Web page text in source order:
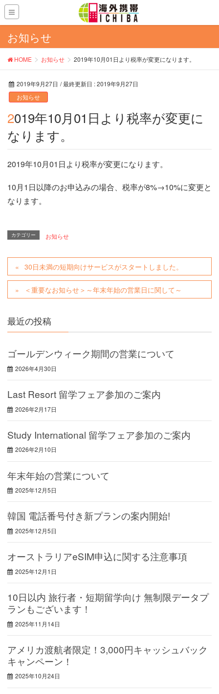
お知らせ
HOME お知らせ 2019年10月01日より税率が変更になります。
2019年9月27日 / 最終更新日 :2019年9月27日
お知らせ
2019年10月01日より税率が変更に
なります。
2019年10月01日より税率が変更になります。
10月1日以降のお申込みの場合、税率が8%→10%に変更と
なります。
カテゴリー お知らせ
30日未満の短期向けサービスがスタートしました。
＜重要なお知らせ＞～年末年始の営業日に関して～
最近の投稿
ゴールデンウィーク期間の営業について
2026年4月30日
Last Resort 留学フェア参加のご案内
2026年2月17日
Study International 留学フェア参加のご案内
2026年2月10日
年末年始の営業について
2025年12月5日
韓国 電話番号付き新プランの案内開始!
2025年12月5日
オーストラリアeSIM申込に関する注意事項
2025年12月1日
10日以内 旅行者・短期留学向け 無制限データプ
ランもございます！
2025年11月14日
アメリカ渡航者限定！3,000円キャッシュバック
キャンペーン！
2025年10月24日